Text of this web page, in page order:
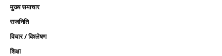
मुख्य समाचार
राजनिति
विचार / विश्लेषण
शिक्षा